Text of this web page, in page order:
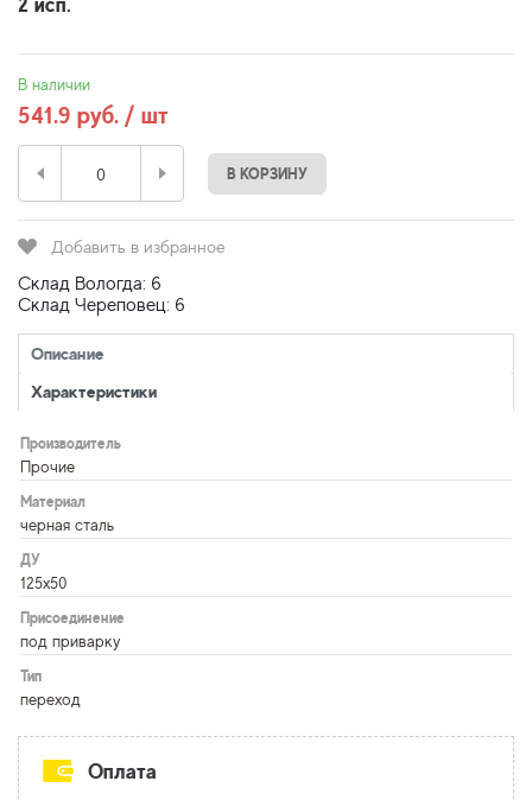
В наличии
541.9 руб. / шт
В КОРЗИНУ
Добавить в избранное
Склад Вологда: 6
Склад Череповец: 6
Описание
Характеристики
Производитель
Прочие
Материал
черная сталь
ДУ
125х50
Присоединение
под приварку
Тип
переход
Оплата